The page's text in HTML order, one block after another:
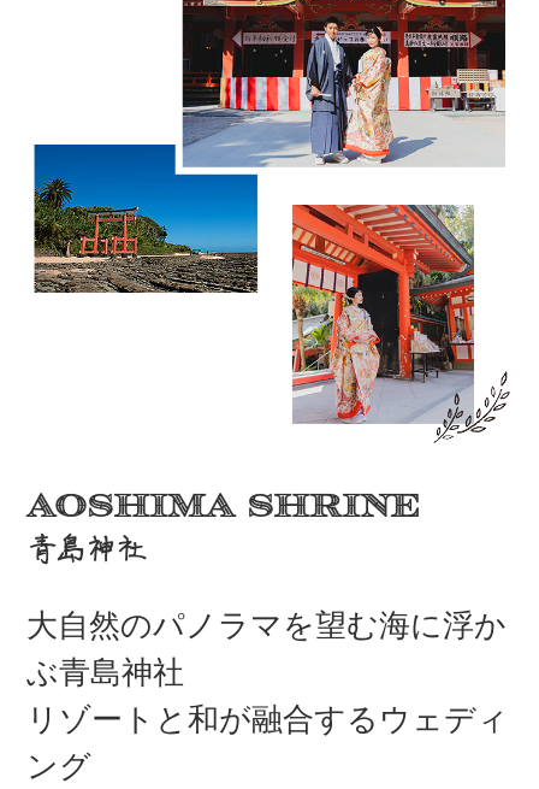
AOSHIMA SHRINE
青島神社
大自然のパノラマを望む海に浮か
ぶ青島神社
リゾートと和が融合する ウェディ
ング